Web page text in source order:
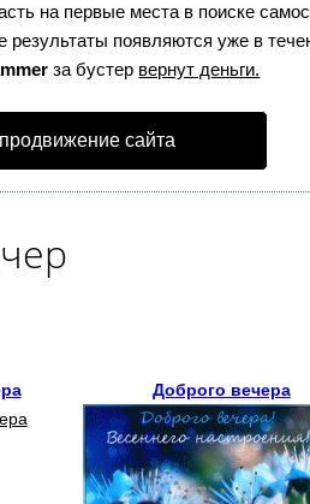
на первые места в поиске
результаты появляются уже в
за бустер вернут деньги.
сайта
Доброго вечера